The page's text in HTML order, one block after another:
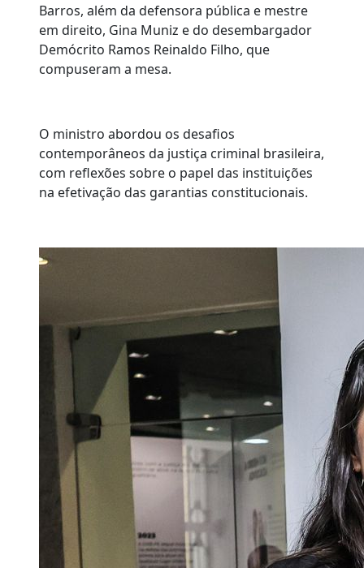
Barros, além da defensora pública e mestre
em direito, Gina Muniz e do desembargador
Demócrito Ramos Reinaldo Filho, que
compuseram a mesa.
O ministro abordou os desafios
contemporâneos da justiça criminal brasileira,
com reflexões sobre o papel das instituições
na efetivação das garantias constitucionais.